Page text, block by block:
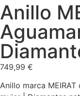
Anillo
749,99 €
Anillo marca